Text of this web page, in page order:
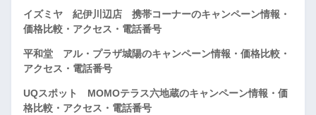
イズミヤ 紀伊川辺店 携帯コーナーのキャンペーン情報・
価格比較・アクセス・電話番号
平和堂 アル・プラザ城陽のキャンペーン情報・価格比較・
アクセス・電話番号
UQスポット MOMOテラス六地蔵のキャンペーン情報・価
格比較・アクセス・電話番号